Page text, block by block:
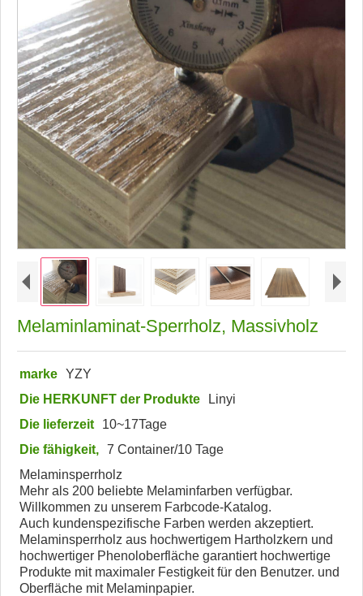
Melaminlaminat-Sperrholz, Massivholz
marke YZY
Die HERKUNFT der Produkte
Linyi
Die lieferzeit
10~17Tage
Die fähigkeit, 7 Container/10 Tage
Melaminsperrholz
Mehr als 200 beliebte Melaminfarben verfügbar.
Willkommen zu unserem Farbcode-Katalog.
Auch kundenspezifische Farben werden akzeptiert.
Melaminsperrholz aus hochwertigem Hartholzkern und
hochwertiger Phenoloberfläche garantiert hochwertige
Produkte mit maximaler Festigkeit für den Benutzer. und
Oberfläche mit Melaminpapier.